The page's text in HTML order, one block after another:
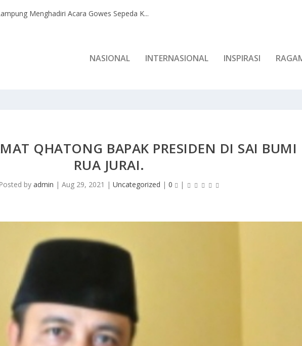
Menghadiri Acara Gowes Sepeda K...
NASIONAL INTERNASIONAL INSPIRASI
QHATONG BAPAK PRESIDEN DI SAI BUMI
RUA JURAI.
Posted byadmin |Aug 29, 2021 |Uncategorized |0 |